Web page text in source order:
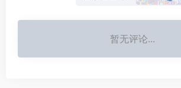
暂无评论...